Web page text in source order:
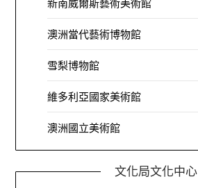
新南威爾斯藝術美術館
澳洲當代藝術博物館
雪梨博物館
維多利亞國家美術館
澳洲國立美術館
文化局文化中心